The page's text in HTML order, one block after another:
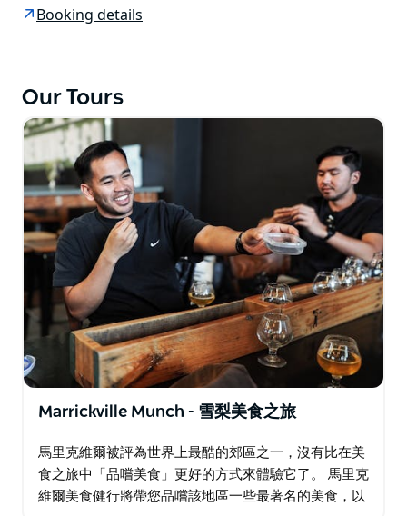
袋鼠、鴯鶓和其他毛茸茸的當地動物還未入睡時見到它
達該地區最壯觀的觀景台之一。呼吸新鮮的山間空氣，欣
地故事。
午餐是在迷人的魯拉小鎮享用，您可以在那裡享受美味的
咖啡館風格餐點和當地巧克力製造商製作的甜點。
午餐後，欣賞標誌性的三姐妹岩層和壯觀的詹姆森山谷。
然後，選擇您自己的風景世界或叢林健行探險。如果您不
確定，您可以當天再決定。
風景世界體驗－搭乘世界上最陡峭的鐵路，漫步雨林，然
後搭乘纜車返回。
探索者體驗－沿著亨利王子懸崖步道享受一小時的叢林漫
步，欣賞壯麗的景色並與大自然更深的連結。
我們將在下午 5 點之前會面並一起返回悉尼，精神煥發
Booking details
Our Tours
Marrickville Munch - 雪梨美食之旅
馬里克維爾被評為世界上最酷的郊區之一，沒有比在美
食之旅中「品嚐美食」更好的方式來體驗它了。 馬里克
維爾美食健行將帶您品嚐該地區一些最著名的美食，以